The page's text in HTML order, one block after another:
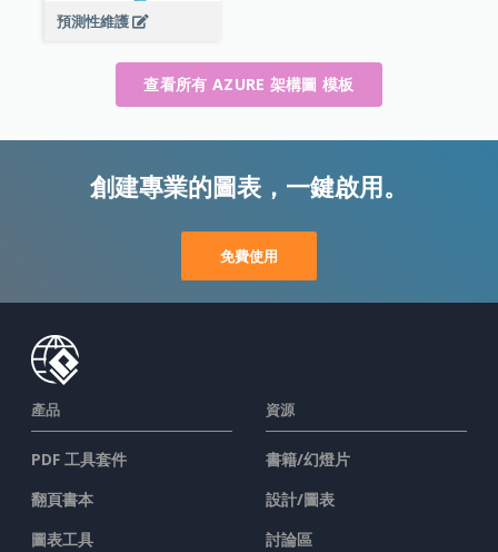
預測性維護
查看所有 AZURE 架構圖 模板
創建專業的圖表，一鍵啟用。
免費使用
產品
PDF 工具套件
翻頁書本
圖表工具
資源
書籍/幻燈片
設計/圖表
討論區